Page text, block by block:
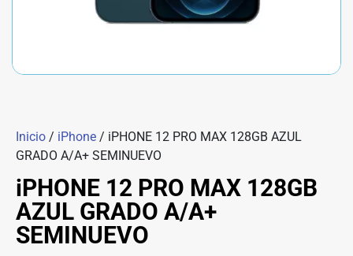
Inicio / iPhone / iPHONE 12 PRO MAX 128GB AZUL
GRADO A/A+ SEMINUEVO
iPHONE 12 PRO MAX 128GB
AZUL GRADO A/A+
SEMINUEVO